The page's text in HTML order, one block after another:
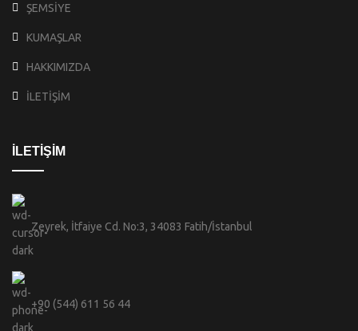
ŞEMSİYE
KUMAŞLAR
HAKKIMIZDA
İLETİŞİM
İLETİŞİM
Zeyrek, İtfaiye Cd. No:3, 34083 Fatih/İstanbul
+90 (544) 611 56 44